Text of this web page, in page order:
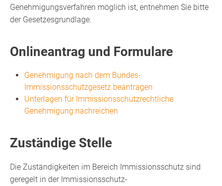
Genehmigungsverfahren möglich ist, entnehmen Sie bitte
der Gesetzesgrundlage.
Onlineantrag und Formulare
Genehmigung nach dem Bundes-
Immissionsschutzgesetz beantragen
Unterlagen für Immissionsschutzrechtliche
Genehmigung nachreichen
Zuständige Stelle
Die Zuständigkeiten im Bereich Immissionsschutz sind
geregelt in der Immissionsschutz-